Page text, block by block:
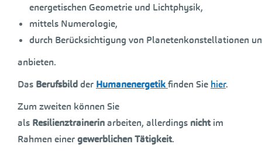
energetischen Geometrie und Lichtphysik,
mittels Numerologie,
durch Berücksichtigung von Planetenkonstellationen
anbieten.
Das Berufsbildder Humanenergetikfinden Sie hier.
Zum zweiten können Sie
als Resilienztrainerinarbeiten, allerdings nichtim
Rahmen einergewerblichen Tätigkeit.